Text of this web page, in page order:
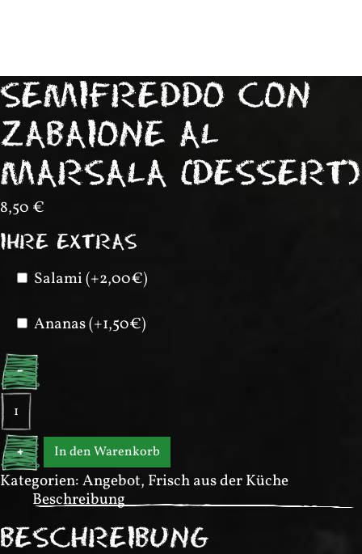
SEMIFREDDO CON
ZABAIONE AL
MARSALA (DESSERT)
8,50 €
IHRE EXTRAS
Salami (+2,00€)
Ananas (+1,50€)
-
Semifreddo
con
zabaione
al
Marsala
(Dessert)
Menge
+ In den Warenkorb
Kategorien:Angebot, Frisch aus der Küche
Beschreibung
BESCHREIBUNG